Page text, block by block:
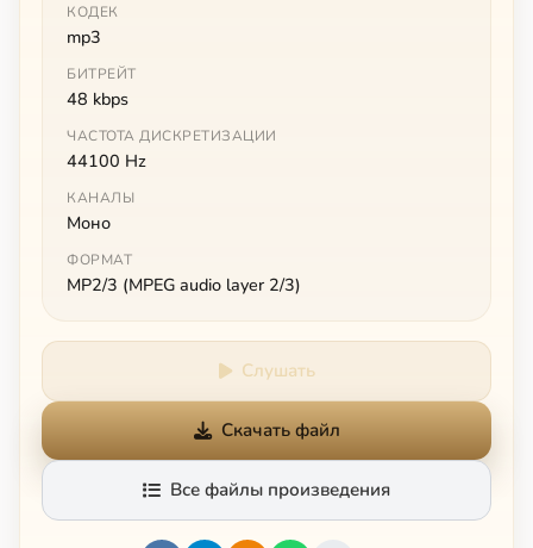
КОДЕК
mp3
БИТРЕЙТ
48 kbps
ЧАСТОТА ДИСКРЕТИЗАЦИИ
44100 Hz
КАНАЛЫ
Моно
ФОРМАТ
MP2/3 (MPEG audio layer 2/3)
Слушать
Скачать файл
Все файлы произведения